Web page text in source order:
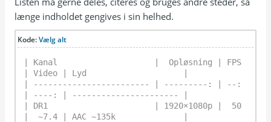
længe indholdet gengives i sin helhed.
Kode:Vælg alt
| Kanal                    |  Opløsning | FPS
| Video | Lyd                    |
| ------------------------ | ---------: | --:
| ----: | ---------------------- |
| DR1                      | 1920×1080p |  50
|  ~7.4 | AAC ~135k              |